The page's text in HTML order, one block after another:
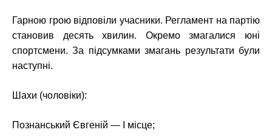
Гарною грою відповіли учасники. Регламент на партію
становив десять хвилин. Окремо змагалися юні
спортсмени. За підсумками змагань результати були
наступні.
Шахи (чоловіки):
Познанський Євгеній — І місце;